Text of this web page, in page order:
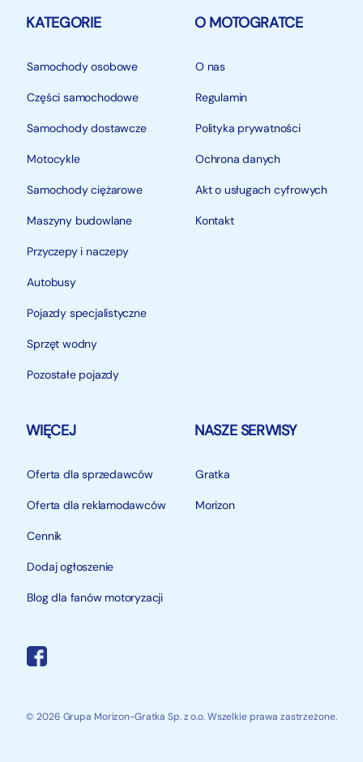
KATEGORIE
Samochody osobowe
Części samochodowe
Samochody dostawcze
Motocykle
Samochody ciężarowe
Maszyny budowlane
Przyczepy i naczepy
Autobusy
Pojazdy specjalistyczne
Sprzęt wodny
Pozostałe pojazdy
O MOTOGRATCE
O nas
Regulamin
Polityka prywatności
Ochrona danych
Akt o usługach cyfrowych
Kontakt
WIĘCEJ
Oferta dla sprzedawców
Oferta dla reklamodawców
Cennik
Dodaj ogłoszenie
Blog dla fanów motoryzacji
NASZE SERWISY
Gratka
Morizon
© 2026 Grupa Morizon-Gratka Sp. z o.o. Wszelkie prawa zastrzeżone.